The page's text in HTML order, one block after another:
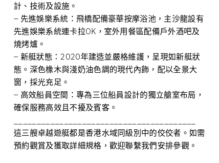
計、技術及設施。
– 先進娛樂系統：飛橋配備豪華按摩浴池，主沙龍設有
先進娛樂系統連卡拉OK，室外用餐區配備戶外酒吧及
燒烤爐。
– 新艇狀態：2020年建造並嚴格維護，呈現如新艇狀
態。深色橡木與淺奶油色調的現代內飾，配以全景大
窗，採光充足。
– 高效船員空間：專為三位船員設計的獨立艙室布局，
確保服務高效且不擾及賓客。
這三艘卓越遊艇都是香港水域同級別中的佼佼者。如需
預約觀賞及獲取詳細規格，歡迎聯繫我們安排參觀。